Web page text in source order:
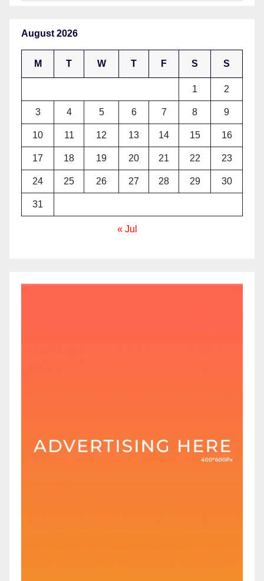
August 2026
M T W T F S S
1 2
3 4 5 6 7 8 9
10 11 12 13 14 15 16
17 18 19 20 21 22 23
24 25 26 27 28 29 30
31
« Jul